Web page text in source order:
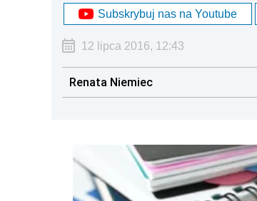
Subskrybuj nas na Youtube
12 lipca 2016, 12:43
Renata Niemiec